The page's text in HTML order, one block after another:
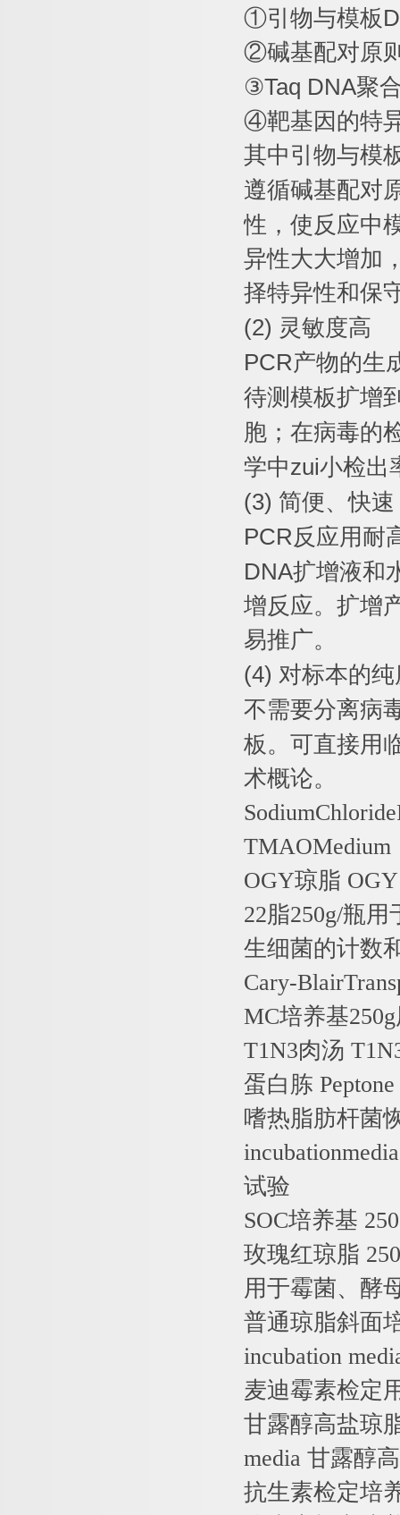
①引物与模板
②碱基配对原
③Taq DNA聚
④靶基因的特
其中引物与模
遵循碱基配对
性，使反应中
异性大大增加
择特异性和保
(2) 灵敏度高
PCR产物的生
待测模板扩增
胞；在病毒的
学中zui小检出
(3) 简便、快速
PCR反应用耐
DNA扩增液和
增反应。扩增
易推广。
(4) 对标本的
不需要分离病
板。可直接用
术概论。
TMAOMedium
OGY琼脂
22脂250g/瓶用
生细菌的计数
Cary-
MC培养基250g
T1N3肉汤
蛋白胨
嗜热脂肪杆菌
incubationmedia
试验
SOC培养基
玫瑰红琼脂
用于霉菌、酵
普通琼脂斜面
incubation
麦迪霉素检定
甘露醇高盐琼
media 甘露醇
抗生素检定培